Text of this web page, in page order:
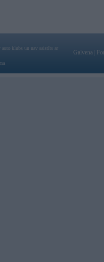
auto klubs un nav saistīts ar
Galvena